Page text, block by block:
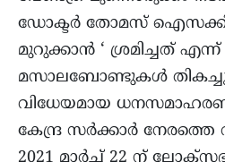
ഡോക്ടർ തോമസ്
മുറുക്കാൻ ‘ ശ്രമിച്ചത്
മസാലബോണ്ടുകൾ
വിധേയമായ
കേന്ദ്ര സർക്കാർ നേരത്തെ
2021 മാർച്ച് 22 ന്